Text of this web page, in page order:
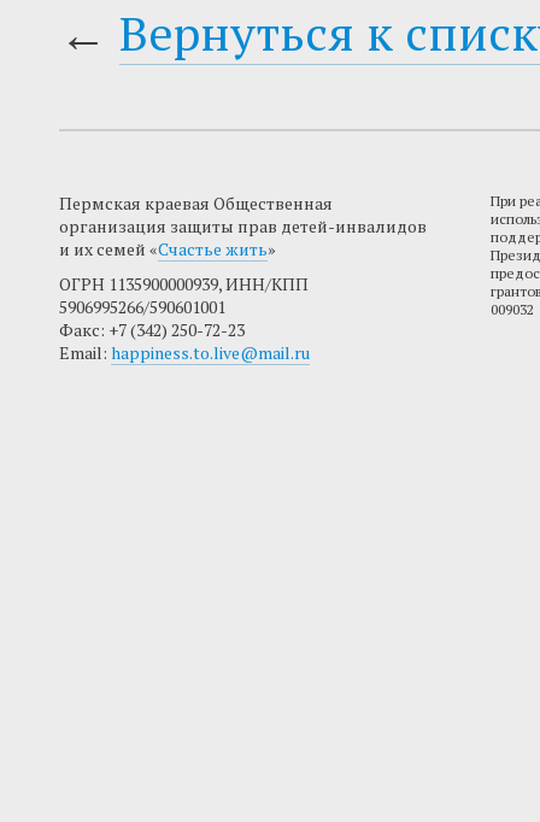
← Вернуться к
Пермская краевая Общественная
организация защиты прав детей-инвалидов
и их семей «Счастье жить»
ОГРН 1135900000939, ИНН/КПП
5906995266/590601001
Факс: +7 (342) 250-72-23
Email: happiness.to.live@mail.ru
При
009032